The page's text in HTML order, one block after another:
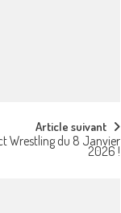
Article suivant
Wrestling du 8 Janvier
2026 !